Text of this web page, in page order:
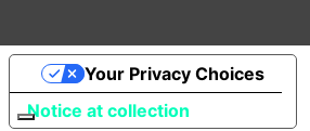
Notice at collection
Your Privacy Choices